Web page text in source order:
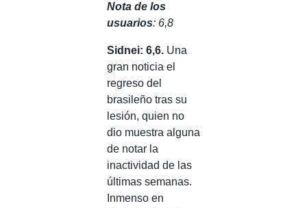
Nota de los
usuarios: 6,8
Sidnei: 6,6. Una
gran noticia el
regreso del
brasileño tras su
lesión, quien no
dio muestra alguna
de notar la
inactividad de las
últimas semanas.
Inmenso en